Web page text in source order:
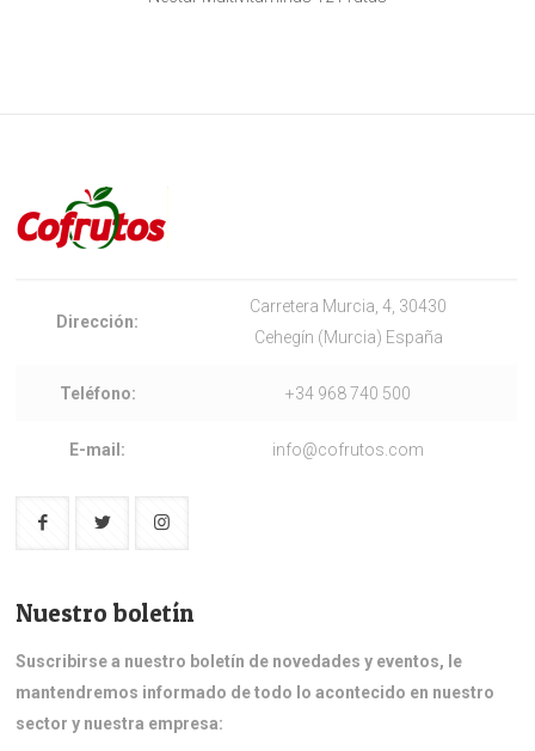
Dirección:
Carretera Murcia, 4, 30430
Cehegín (Murcia) España
Teléfono: +34 968 740 500
E-mail: info@cofrutos.com
Nuestro boletín
Suscribirse a nuestro boletín de novedades y eventos, le
mantendremos informado de todo lo acontecido en nuestro
sector y nuestra empresa: